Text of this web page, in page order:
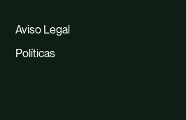
Aviso Legal
Políticas